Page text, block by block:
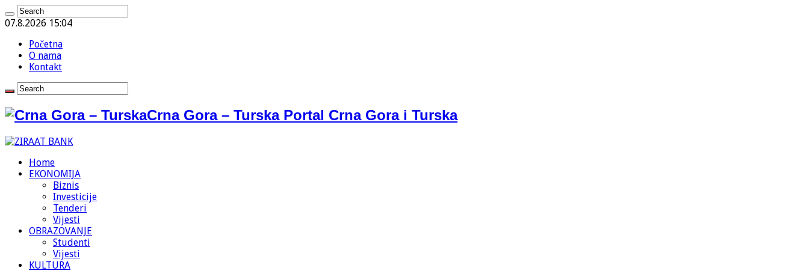
07.8.2026 15:04
Početna
O nama
Kontakt
Crna Gora – Turska Portal Crna Gora i Turska
Home
EKONOMIJA
Biznis
Investicije
Tenderi
Vijesti
OBRAZOVANJE
Studenti
Vijesti
KULTURA